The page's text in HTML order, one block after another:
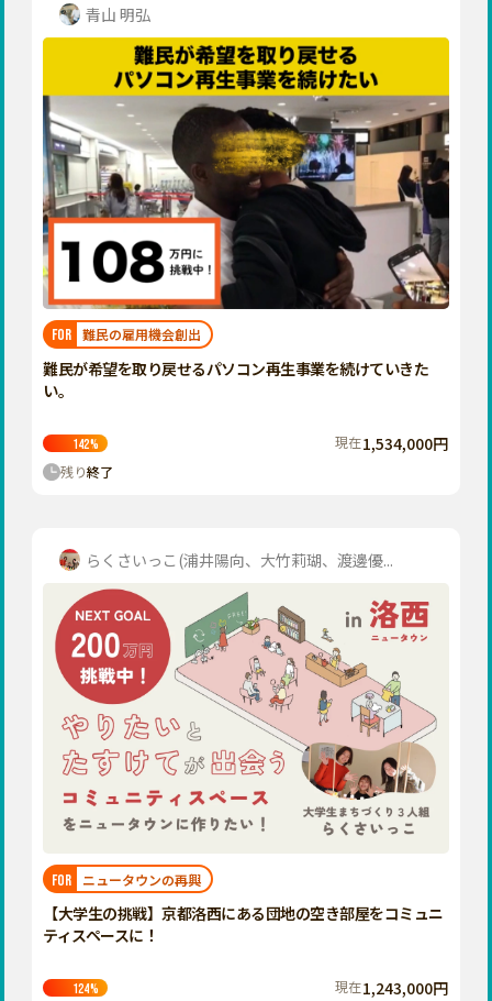
青山 明弘
FOR 難民の雇用機会創出
難民が希望を取り戻せるパソコン再生事業を続けていきた
い。
142% 現在1,534,000円
残り終了
らくさいっこ(浦井陽向、大竹莉瑚、渡邊優...
FOR ニュータウンの再興
【大学生の挑戦】京都洛西にある団地の空き部屋をコミュニ
ティスペースに！
124% 現在1,243,000円